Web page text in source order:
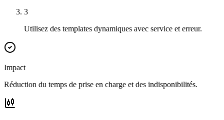
3
Utilisez des templates dynamiques avec service et erreur.
Impact
Réduction du temps de prise en charge et des indisponibilités.